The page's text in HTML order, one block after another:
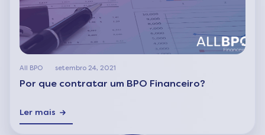
All BPO setembro 24, 2021
Por que contratar um BPO Financeiro?
Ler mais